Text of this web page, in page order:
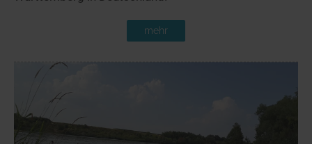
mehr